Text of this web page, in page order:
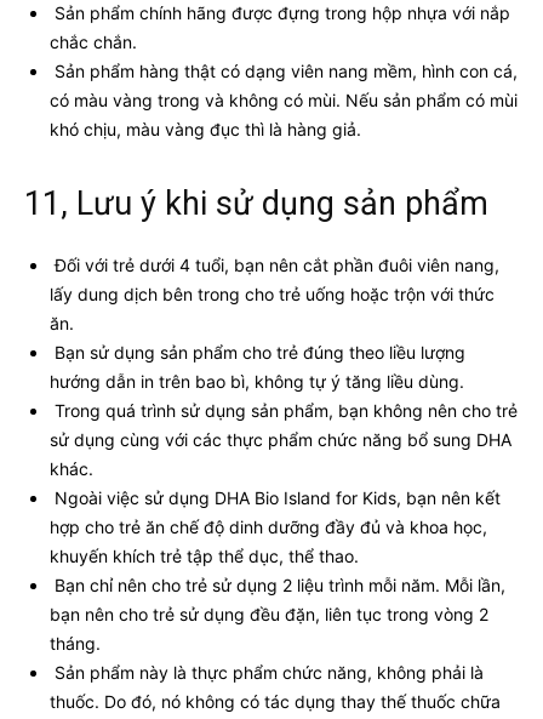
Sản phẩm chính hãng được đựng trong hộp nhựa với nắp
chắc chắn.
Sản phẩm hàng thật có dạng viên nang mềm, hình con cá,
có màu vàng trong và không có mùi. Nếu sản phẩm có mùi
khó chịu, màu vàng đục thì là hàng giả.
11, Lưu ý khi sử dụng sản phẩm
Đối với trẻ dưới 4 tuổi, bạn nên cắt phần đuôi viên nang,
lấy dung dịch bên trong cho trẻ uống hoặc trộn với thức
ăn.
Bạn sử dụng sản phẩm cho trẻ đúng theo liều lượng
hướng dẫn in trên bao bì, không tự ý tăng liều dùng.
Trong quá trình sử dụng sản phẩm, bạn không nên cho trẻ
sử dụng cùng với các thực phẩm chức năng bổ sung DHA
khác.
Ngoài việc sử dụng DHA Bio Island for Kids, bạn nên kết
hợp cho trẻ ăn chế độ dinh dưỡng đầy đủ và khoa học,
khuyến khích trẻ tập thể dục, thể thao.
Bạn chỉ nên cho trẻ sử dụng 2 liệu trình mỗi năm. Mỗi lần,
bạn nên cho trẻ sử dụng đều đặn, liên tục trong vòng 2
tháng.
Sản phẩm này là thực phẩm chức năng, không phải là
thuốc. Do đó, nó không có tác dụng thay thế thuốc chữa